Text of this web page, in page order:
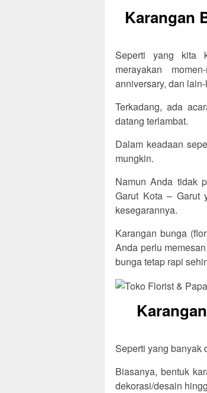
Karangan
Seperti yang kita
merayakan
anniversary, dan
Terkadang, ada
datang terlambat.
Dalam keadaan
mungkin.
Namun Anda tidak
Garut Kota – Garut
kesegarannya.
Karangan bunga
Anda perlu
bunga tetap rapi
Seperti yang banyak
Biasanya, bentuk
dekorasi/desain